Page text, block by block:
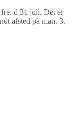
d 31 juli. Det er
afsted på man. 3.